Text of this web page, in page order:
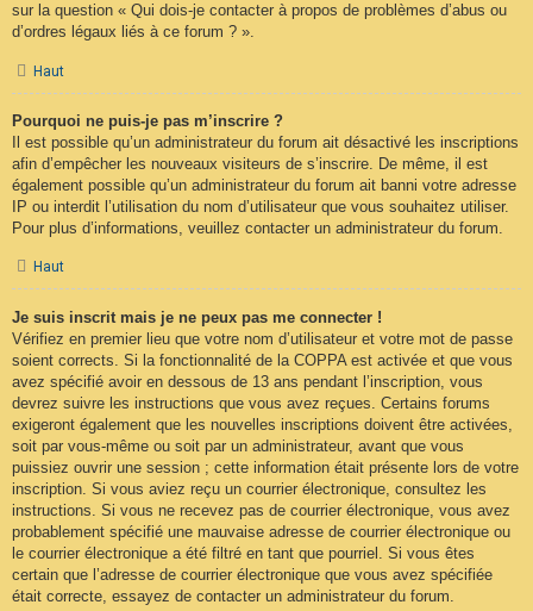
sur la question « Qui dois-je contacter à propos de problèmes d’abus ou
d’ordres légaux liés à ce forum ? ».
Haut
Pourquoi ne puis-je pas m’inscrire ?
Il est possible qu’un administrateur du forum ait désactivé les inscriptions
afin d’empêcher les nouveaux visiteurs de s’inscrire. De même, il est
également possible qu’un administrateur du forum ait banni votre adresse
IP ou interdit l’utilisation du nom d’utilisateur que vous souhaitez utiliser.
Pour plus d’informations, veuillez contacter un administrateur du forum.
Haut
Je suis inscrit mais je ne peux pas me connecter !
Vérifiez en premier lieu que votre nom d’utilisateur et votre mot de passe
soient corrects. Si la fonctionnalité de la COPPA est activée et que vous
avez spécifié avoir en dessous de 13 ans pendant l’inscription, vous
devrez suivre les instructions que vous avez reçues. Certains forums
exigeront également que les nouvelles inscriptions doivent être activées,
soit par vous-même ou soit par un administrateur, avant que vous
puissiez ouvrir une session ; cette information était présente lors de votre
inscription. Si vous aviez reçu un courrier électronique, consultez les
instructions. Si vous ne recevez pas de courrier électronique, vous avez
probablement spécifié une mauvaise adresse de courrier électronique ou
le courrier électronique a été filtré en tant que pourriel. Si vous êtes
certain que l’adresse de courrier électronique que vous avez spécifiée
était correcte, essayez de contacter un administrateur du forum.